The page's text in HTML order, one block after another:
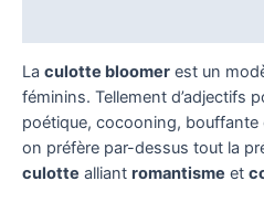
La culotte bloomer est un
féminins. Tellement d’adjectifs
poétique, cocooning,
on préfère par-dessus tout la
culotte alliant romantisme et